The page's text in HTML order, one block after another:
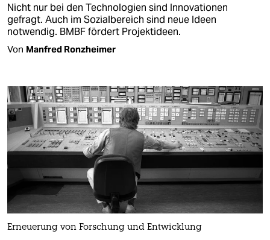
Nicht nur bei den Technologien sind Innovationen
gefragt. Auch im Sozialbereich sind neue Ideen
notwendig. BMBF fördert Projektideen.
Von Manfred Ronzheimer
Erneuerung von Forschung und Entwicklung